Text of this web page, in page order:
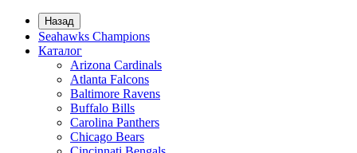
Назад
Seahawks Champions
Каталог
Arizona Cardinals
Atlanta Falcons
Baltimore Ravens
Buffalo Bills
Carolina Panthers
Chicago Bears